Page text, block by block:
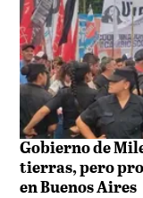
Gobierno de
tierras, pero
en Buenos Aires